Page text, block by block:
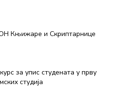
Књижаре и Скриптарнице
за упис студената у прву
студија